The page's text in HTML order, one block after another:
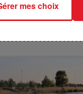
mes choix